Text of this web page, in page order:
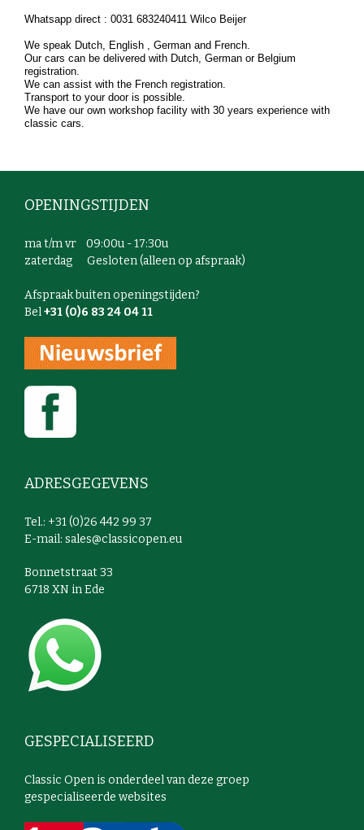
Whatsapp direct : 0031 683240411 Wilco Beijer
We speak Dutch, English , German and French.
Our cars can be delivered with Dutch, German or Belgium
registration.
We can assist with the French registration.
Transport to your door is possible.
We have our own workshop facility with 30 years experience with
classic cars.
OPENINGSTIJDEN
ma t/m vr 09:00u - 17:30u
zaterdag Gesloten (alleen op afspraak)
Afspraak buiten openingstijden?
Bel+31 (0)6 83 24 04 11
ADRESGEGEVENS
Tel.: +31 (0)26 442 99 37
E-mail: sales@classicopen.eu
Bonnetstraat 33
6718 XN in Ede
GESPECIALISEERD
Classic Open is onderdeel van deze groep
gespecialiseerde websites